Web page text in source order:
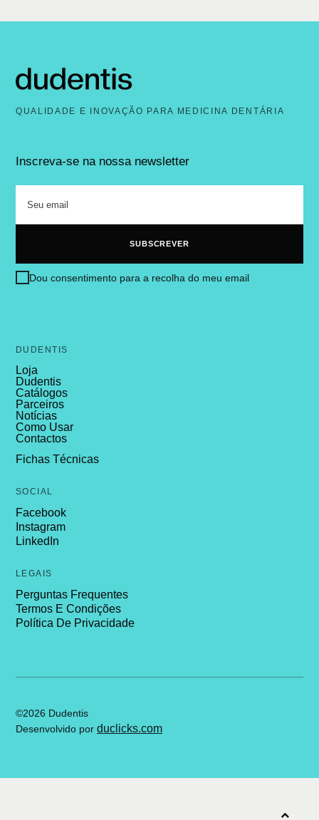
QUALIDADE E INOVAÇÃO PARA MEDICINA DENTÁRIA
Inscreva-se na nossa newsletter
Dou consentimento para a recolha do meu email
DUDENTIS
Loja
Dudentis
Catálogos
Parceiros
Notícias
Como Usar
Contactos
Fichas Técnicas
SOCIAL
Facebook
Instagram
LinkedIn
LEGAIS
Perguntas Frequentes
Termos E Condições
Política De Privacidade
©2026 Dudentis
Desenvolvido por duclicks.com